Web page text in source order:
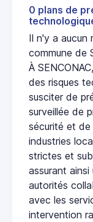
0 plans de
Il n'y a aucun
commune de
À
des risques
susciter de
surveillée de
sécurité et de
industries
strictes et
assurant
autorités
avec les
intervention